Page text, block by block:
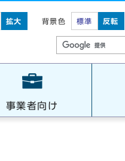
拡大 背景色 標準 反転
事業者向け